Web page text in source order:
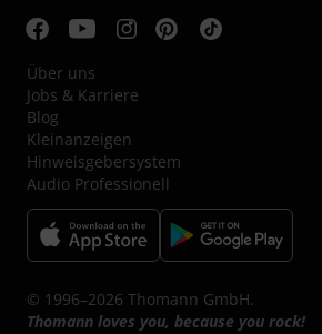
Über uns
Jobs & Karriere
Blog
Kleinanzeigen
Hinweisgebersystem
Audio Professionell
© 1996–2026 Thomann GmbH.
Thomann loves you, because you rock!